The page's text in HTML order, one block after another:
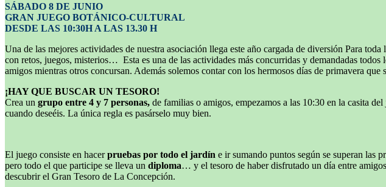
SÁBADO 8 DE JUNIO
GRAN JUEGO BOTÁNICO-CULTURAL
DESDE LAS 10:30H A LAS 13.30 H
Una de las mejores actividades de nuestra asociación llega este año cargada de diversión Para toda
con retos, juegos, misterios… Esta es una de las actividades más concurridas y demandadas
amigos mientras otros concursan. Además solemos contar con los hermosos días de primavera que
¡HAY QUE BUSCAR UN TESORO!
Crea un grupo entre 4 y 7 personas, de familias o amigos, empezamos a las 10:30 en la casita
cuando deseéis. La única regla es pasárselo muy bien.
El juego consiste en hacerpruebas por todo el jardín e ir sumando puntos según se superan las
pero todo el que participe se lleva un diploma… y el tesoro de haber disfrutado un día entre
descubrir el Gran Tesoro de La Concepción.